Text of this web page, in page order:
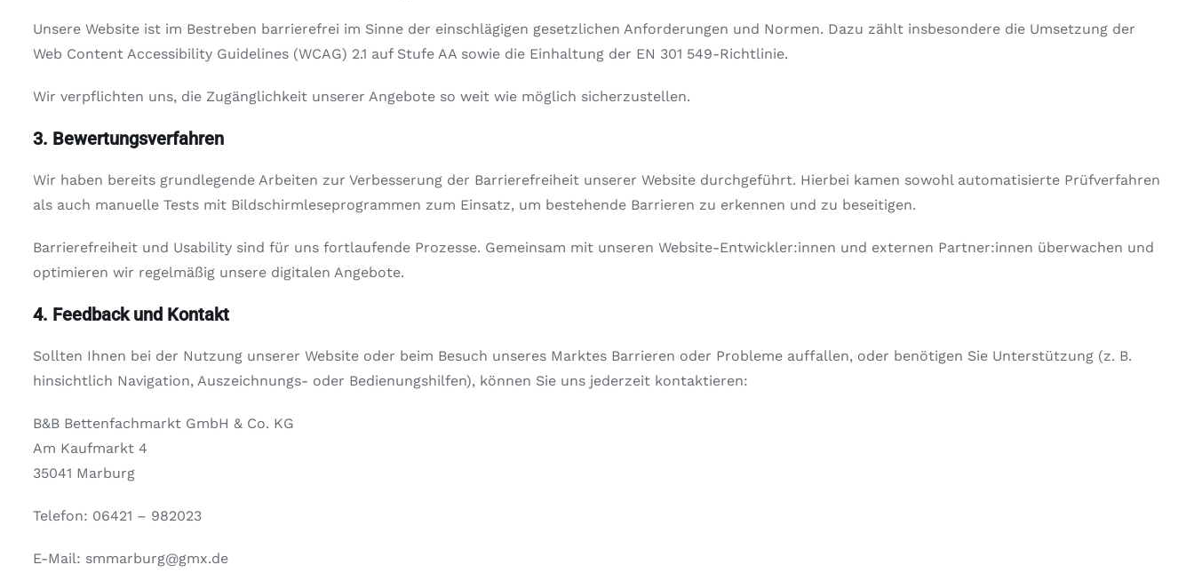
Unsere Website ist im Bestreben barrierefrei im Sinne der einschlägigen gesetzlichen Anforderungen und Normen. Dazu zählt insbesondere die Umsetzung der
Web Content Accessibility Guidelines (WCAG) 2.1 auf Stufe AA sowie die Einhaltung der EN 301 549-Richtlinie.
Wir verpflichten uns, die Zugänglichkeit unserer Angebote so weit wie möglich sicherzustellen.
3. Bewertungsverfahren
Wir haben bereits grundlegende Arbeiten zur Verbesserung der Barrierefreiheit unserer Website durchgeführt. Hierbei kamen sowohl automatisierte Prüfverfahren
als auch manuelle Tests mit Bildschirmleseprogrammen zum Einsatz, um bestehende Barrieren zu erkennen und zu beseitigen.
Barrierefreiheit und Usability sind für uns fortlaufende Prozesse. Gemeinsam mit unseren Website-Entwickler:innen und externen Partner:innen überwachen und
optimieren wir regelmäßig unsere digitalen Angebote.
4. Feedback und Kontakt
Sollten Ihnen bei der Nutzung unserer Website oder beim Besuch unseres Marktes Barrieren oder Probleme auffallen, oder benötigen Sie Unterstützung (z. B.
hinsichtlich Navigation, Auszeichnungs- oder Bedienungshilfen), können Sie uns jederzeit kontaktieren:
B&B Bettenfachmarkt GmbH & Co. KG
Am Kaufmarkt 4
35041 Marburg
Telefon: 06421 – 982023
E-Mail: smmarburg@gmx.de